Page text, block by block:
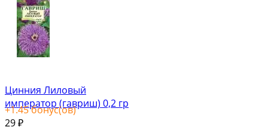
Цинния Лиловый
император (гавриш) 0,2 гр
+1.45бонус(ов)
29 ₽